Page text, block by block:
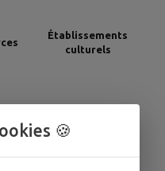
Établissements
culturels
🍪